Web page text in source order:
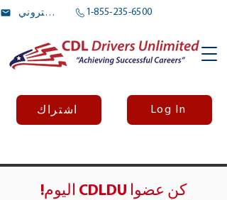
بريد الالكتروني 1-855-235-6500
اشتراك Log In
كن عضوا CDLDU اليوم!